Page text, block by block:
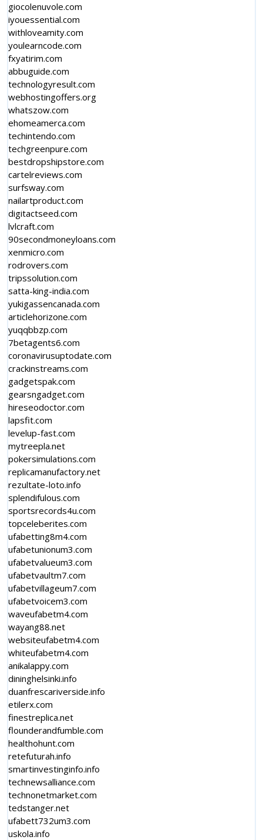
giocolenuvole.com
iyouessential.com
withloveamity.com
youlearncode.com
fxyatirim.com
abbuguide.com
technologyresult.com
webhostingoffers.org
whatszow.com
ehomeamerca.com
techintendo.com
techgreenpure.com
bestdropshipstore.com
cartelreviews.com
surfsway.com
nailartproduct.com
digitactseed.com
lvlcraft.com
90secondmoneyloans.com
xenmicro.com
rodrovers.com
tripssolution.com
satta-king-india.com
yukigassencanada.com
articlehorizone.com
yuqqbbzp.com
7betagents6.com
coronavirusuptodate.com
crackinstreams.com
gadgetspak.com
gearsngadget.com
hireseodoctor.com
lapsfit.com
levelup-fast.com
mytreepla.net
pokersimulations.com
replicamanufactory.net
rezultate-loto.info
splendifulous.com
sportsrecords4u.com
topceleberites.com
ufabetting8m4.com
ufabetunionum3.com
ufabetvalueum3.com
ufabetvaultm7.com
ufabetvillageum7.com
ufabetvoicem3.com
waveufabetm4.com
wayang88.net
websiteufabetm4.com
whiteufabetm4.com
anikalappy.com
dininghelsinki.info
duanfrescariverside.info
etilerx.com
finestreplica.net
flounderandfumble.com
healthohunt.com
retefuturah.info
smartinvestinginfo.info
technewsalliance.com
technonetmarket.com
tedstanger.net
ufabett732um3.com
uskola.info